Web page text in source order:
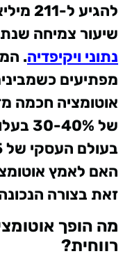
שיעור צמיחה שנתי
נתוני ויקיפדיה.
מפתיעים
אוטומציה חכמה
של
האם לאמץ
זאת בצורה
רווחית?